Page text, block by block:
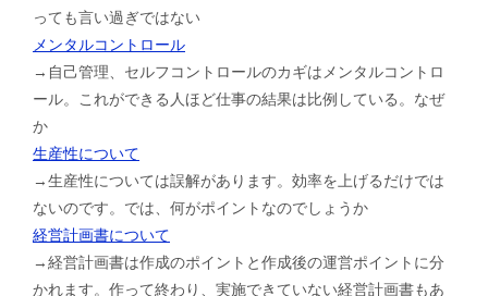
っても言い過ぎではない
メンタルコントロール
→自己管理、セルフコントロールのカギはメンタルコントロ
ール。これができる人ほど仕事の結果は比例している。なぜ
か
生産性について
→生産性については誤解があります。効率を上げるだけでは
ないのです。では、何がポイントなのでしょうか
経営計画書について
→経営計画書は作成のポイントと作成後の運営ポイントに分
かれます。作って終わり、実施できていない経営計画書もあ